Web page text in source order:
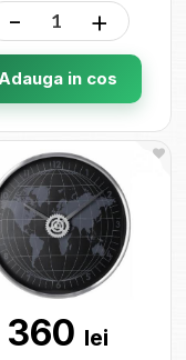
- +
in cos
360 lei